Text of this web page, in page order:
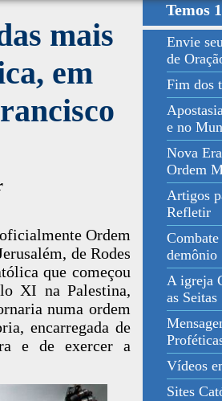
mais
em
Ordem
de Rodes
que começou
XI na Palestina,
numa ordem
encarregada de
e de exercer a
Temos
Envie
de
Fim dos
e no
Nova
Ordem
Artigos
Refletir
Combate
demônio
A igreja
as Seitas
Vídeos
Sites